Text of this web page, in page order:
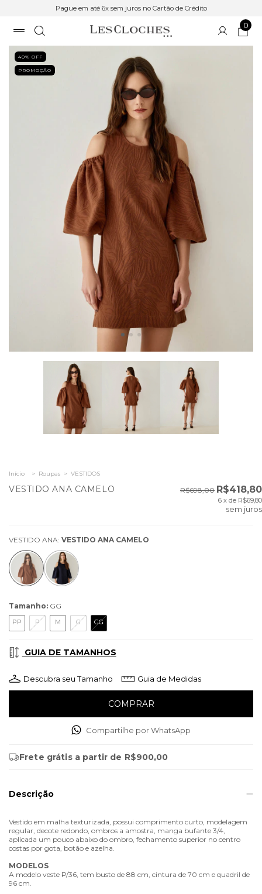
Pague em até 6x sem juros no Cartão de Crédito
0
40% OFF
PROMOÇÃO
Início > Roupas > VESTIDOS
VESTIDO ANA CAMELO R$698,00 R$418,80
6 x de R$69,80
sem juros
VESTIDO ANA: VESTIDO ANA CAMELO
Tamanho: GG
PP P M G GG
GUIA DE TAMANHOS
Descubra seu Tamanho Guia de Medidas
Compartilhe por WhatsApp
Frete grátis a partir de R$900,00
Descrição
Vestido em malha texturizada, possui comprimento curto, modelagem
regular, decote redondo, ombros a amostra, manga bufante 3/4,
aplicada um pouco abaixo do ombro, fechamento superior no centro
costas por gota, botão e azelha.
MODELOS
A modelo veste P/36, tem busto de 88 cm, cintura de 70 cm e quadril de
96 cm.